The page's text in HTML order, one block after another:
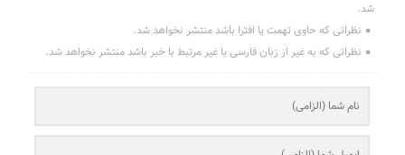
شد.
نظراتی که حاوی تهمت یا افترا باشد منتشر نخواهد شد.
نظراتی که به غیر از زبان فارسی یا غیر مرتبط با خبر باشد منتشر نخواهد شد.